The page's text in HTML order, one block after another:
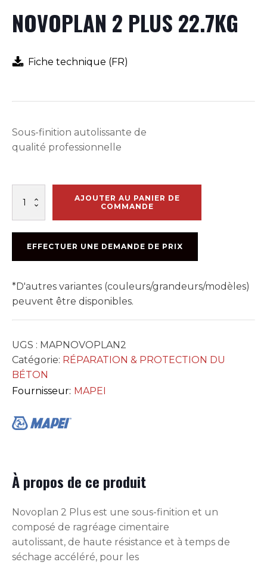
NOVOPLAN 2 PLUS 22.7KG
Fiche technique (FR)
Sous-finition autolissante de
qualité professionnelle
NOVOPLAN
22.7KG
AJOUTER AU PANIER DE
COMMANDE
EFFECTUER UNE DEMANDE DE PRIX
*D'autres variantes (couleurs/grandeurs/modèles)
peuvent être disponibles.
UGS : MAPNOVOPLAN2
Catégorie: RÉPARATION & PROTECTION DU
BÉTON
Fournisseur: MAPEI
À propos de ce produit
Novoplan 2 Plus est une sous-finition et un
composé de ragréage cimentaire
autolissant, de haute résistance et à temps de
séchage accéléré, pour les